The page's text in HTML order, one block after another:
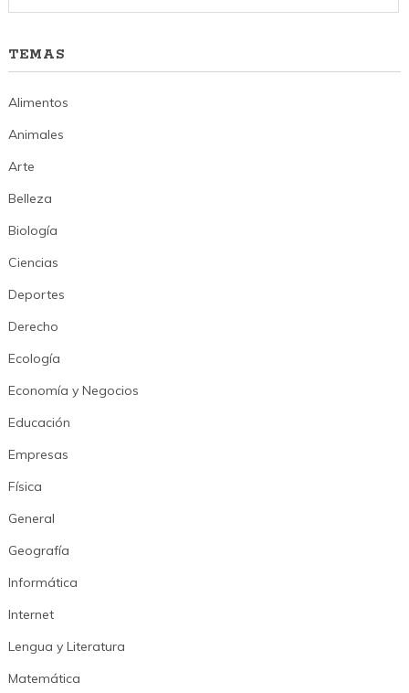
TEMAS
Alimentos
Animales
Arte
Belleza
Biología
Ciencias
Deportes
Derecho
Ecología
Economía y Negocios
Educación
Empresas
Física
General
Geografía
Informática
Internet
Lengua y Literatura
Matemática